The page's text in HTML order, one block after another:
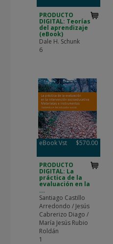
PRODUCTO
DIGITAL: Teorías
del aprendizaje
(eBook)
Dale H. Schunk
6
eBook Vst $570.00
PRODUCTO
DIGITAL: La
práctica de la
evaluación en la
...
Santiago Castillo
Arredondo / Jesús
Cabrerizo Diago /
María Jesús Rubio
Roldán
1